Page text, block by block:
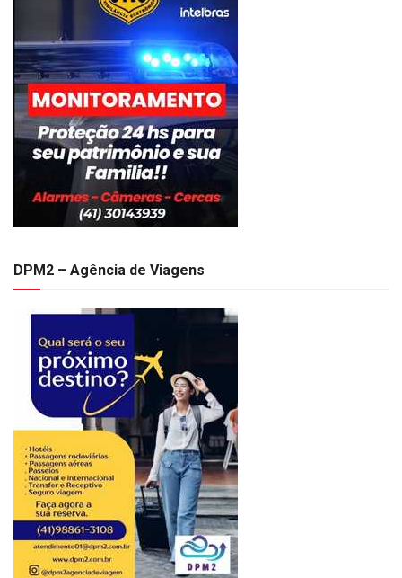
DPM2 – Agência de Viagens